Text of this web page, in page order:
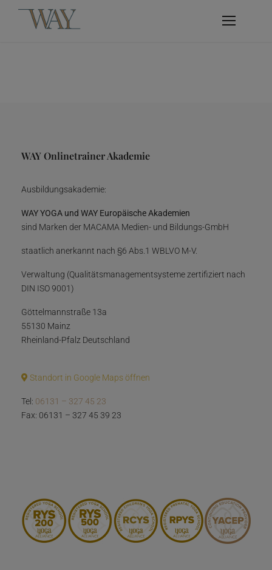
WAY Onlinetrainer Akademie
Ausbildungsakademie:
WAY YOGA und WAY Europäische Akademien
sind Marken der MACAMA Medien- und Bildungs-GmbH
staatlich anerkannt nach §6 Abs.1 WBLVO M-V.
Verwaltung (Qualitätsmanagementsysteme zertifiziert nach
DIN ISO 9001)
Göttelmannstraße 13a
55130 Mainz
Rheinland-Pfalz Deutschland
Standort in Google Maps öffnen
Tel: 06131 – 327 45 23
Fax: 06131 – 327 45 39 23